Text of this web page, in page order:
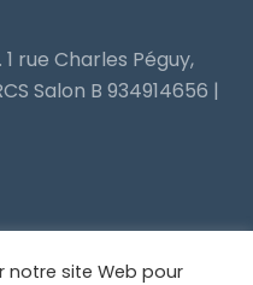
rue Charles Péguy,
Salon B 934914656 |
notre site Web pour